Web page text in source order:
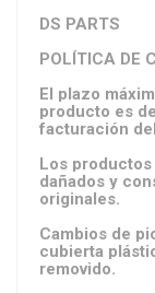
DS PARTS
POLÍTICA DE
El plazo
producto es
facturación
Los
dañados y
originales.
Cambios de
cubierta
removido.